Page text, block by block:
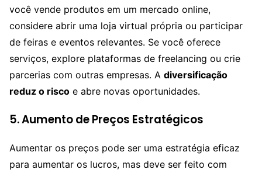
você vende produtos em um mercado online,
considere abrir uma loja virtual própria ou participar
de feiras e eventos relevantes. Se você oferece
serviços, explore plataformas de freelancing ou crie
parcerias com outras empresas. A diversificação
reduz o risco e abre novas oportunidades.
5. Aumento de Preços Estratégicos
Aumentar os preços pode ser uma estratégia eficaz
para aumentar os lucros, mas deve ser feito com